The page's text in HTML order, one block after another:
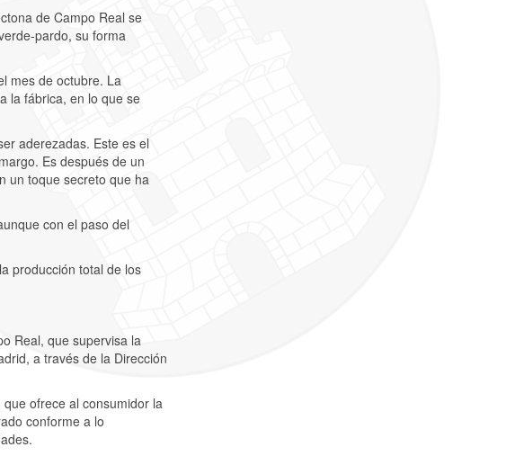
de Campo Real se
pardo, su forma
mes de octubre. La
la fábrica, en lo que se
aderezadas. Este es el
Es después de un
un toque secreto que ha
con el paso del
producción total de los
Real, que supervisa la
a través de la Dirección
ofrece al consumidor la
conforme a lo